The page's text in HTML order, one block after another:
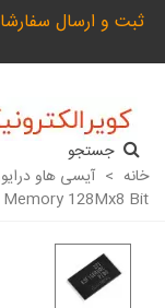
ثبت و ارسال
جستجو
خانه > آیسی هاو
128Mx8 Bit